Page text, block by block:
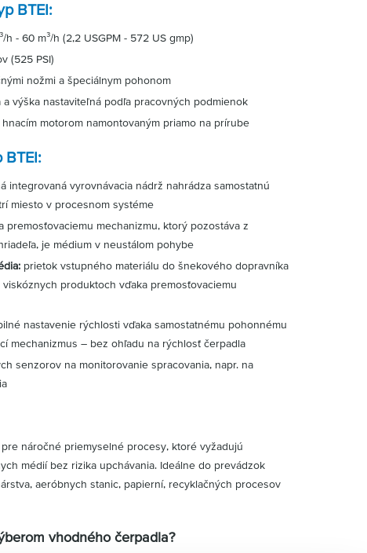
BTEI:
h - 60 m³/h (2,2 USGPM - 572 US gmp)
(525 PSI)
nožmi a špeciálnym pohonom
výška nastaviteľná podľa pracovných podmienok
motorom namontovaným priamo na prírube
integrovaná vyrovnávacia nádrž nahrádza samostatnú
miesto v procesnom systéme
premosťovaciemu mechanizmu, ktorý pozostáva z
je médium v neustálom pohybe
prietok vstupného materiálu do šnekového dopravníka
produktoch vďaka premosťovaciemu
nastavenie rýchlosti vďaka samostatnému pohonnému
mechanizmus – bez ohľadu na rýchlosť čerpadla
senzorov na monitorovanie spracovania, napr. na
náročné priemyselné procesy, ktoré vyžadujú
médií bez rizika upchávania. Ideálne do prevádzok
aeróbnych stanic, papierní, recyklačných procesov
vhodného čerpadla?